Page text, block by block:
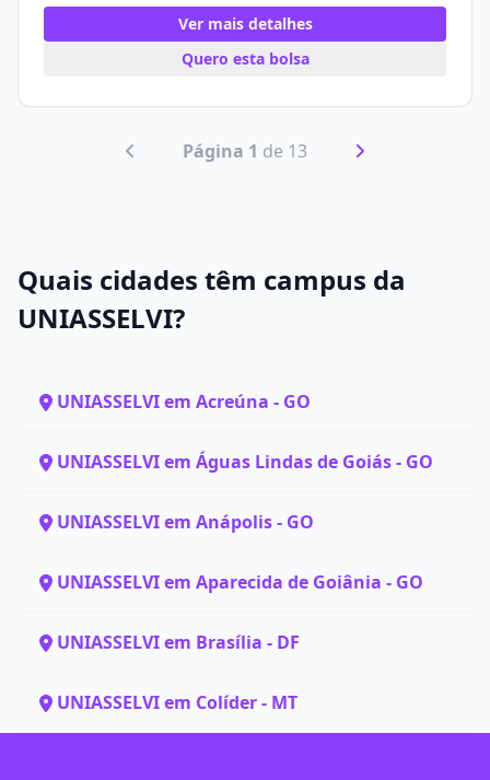
Ver mais detalhes
Quero esta bolsa
Página 1 de 13
Quais cidades têm campus da
UNIASSELVI?
UNIASSELVI em Acreúna - GO
UNIASSELVI em Águas Lindas de Goiás - GO
UNIASSELVI em Anápolis - GO
UNIASSELVI em Aparecida de Goiânia - GO
UNIASSELVI em Brasília - DF
UNIASSELVI em Colíder - MT